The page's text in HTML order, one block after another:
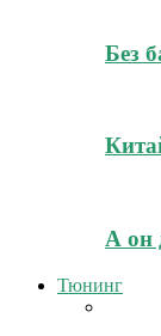
Без
А он
Тюнинг